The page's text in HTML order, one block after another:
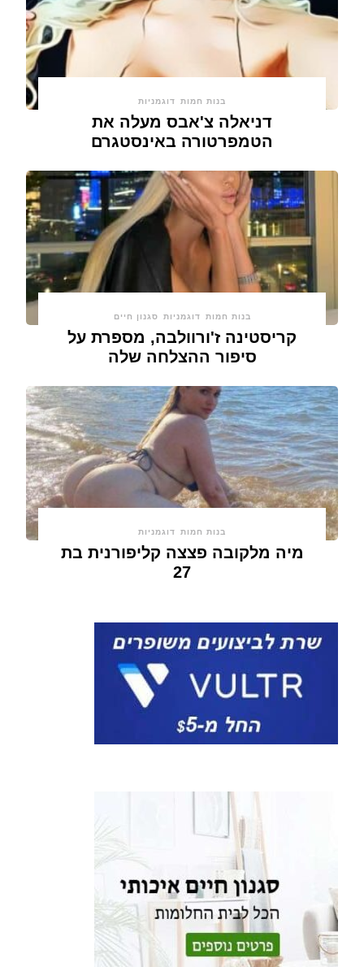
בנות חמות דוגמניות
דניאלה צ'אבס מעלה את
הטמפרטורה באינסטגרם
בנות חמות דוגמניות סגנון חיים
קריסטינה ז'ורוולבה, מספרת על
סיפור ההצלחה שלה
בנות חמות דוגמניות
מיה מלקובה פצצה קליפורנית בת
27